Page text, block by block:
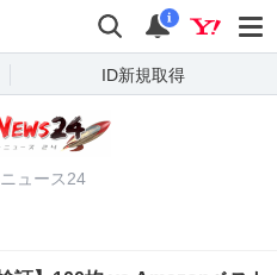
検索 通知
i
ID新規取得
ュース24